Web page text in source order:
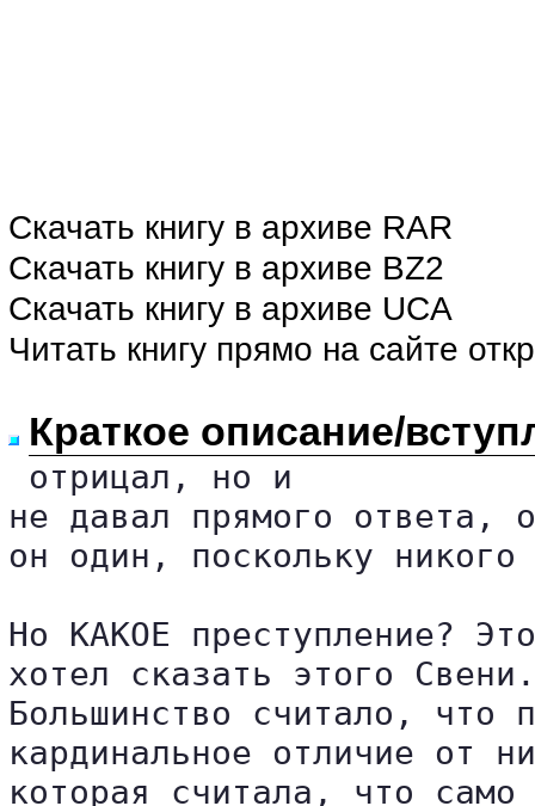
Скачать книгу в архиве RAR
Скачать книгу в архиве BZ2
Скачать книгу в архиве UCA
Читать книгу прямо на сайте
Краткое описание/
отрицал, но и
не давал прямого ответа,
он один, поскольку
Но КАКОЕ преступление?
хотел сказать этого
Большинство считало, что
кардинальное отличие от
которая считала, что само